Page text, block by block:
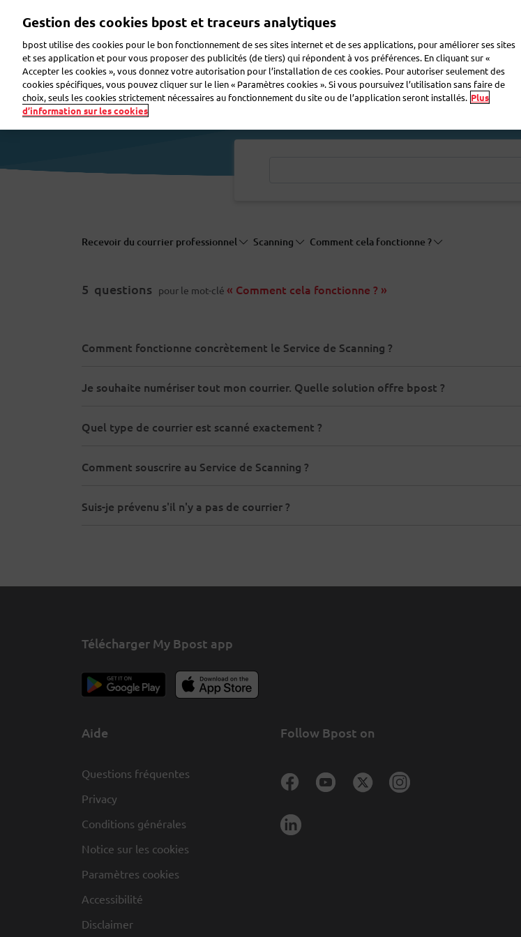
principal
Faire de la publicité Envoyer des colis Envoyer du courrier Recevoir du courrier Logistique
Recevoir du courrier professionnel Scanning Comment cela fonctionne ?
5 questions pour le mot-clé « Comment cela fonctionne ? »
Comment fonctionne concrètement le Service de Scanning ?
Je souhaite numériser tout mon courrier. Quelle solution offre bpost ?
Quel type de courrier est scanné exactement ?
Comment souscrire au Service de Scanning ?
Suis-je prévenu s'il n'y a pas de courrier ?
Télécharger My Bpost app
Aide
Questions fréquentes
Privacy
Conditions générales
Notice sur les cookies
Paramètres cookies
Accessibilité
Disclaimer
Follow Bpost on
Gestion des cookies bpost et traceurs analytiques
bpost utilise des cookies pour le bon fonctionnement de ses sites internet et de ses applications, pour améliorer ses sites
et ses application et pour vous proposer des publicités (de tiers) qui répondent à vos préférences. En cliquant sur «
Accepter les cookies », vous donnez votre autorisation pour l’installation de ces cookies. Pour autoriser seulement des
cookies spécifiques, vous pouvez cliquer sur le lien « Paramètres cookies ». Si vous poursuivez l’utilisation sans faire de
choix, seuls les cookies strictement nécessaires au fonctionnement du site ou de l’application seront installés. Plus
d’information sur les cookies